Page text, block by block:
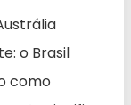
o Brasil
como